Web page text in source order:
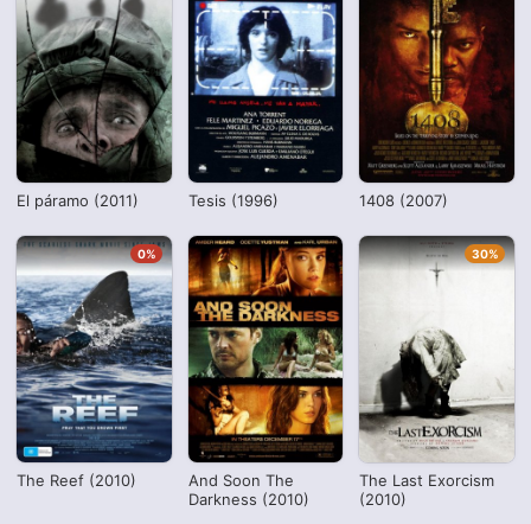
El páramo (2011) Tesis (1996) 1408 (2007)
The Reef (2010)
0%
And Soon The
Darkness (2010)
The Last Exorcism
(2010)
30%